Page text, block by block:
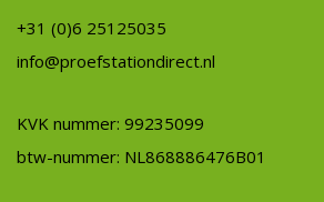
+31 (0)6 25125035
info@proefstationdirect.nl
KVK nummer: 99235099
btw-nummer: NL868886476B01